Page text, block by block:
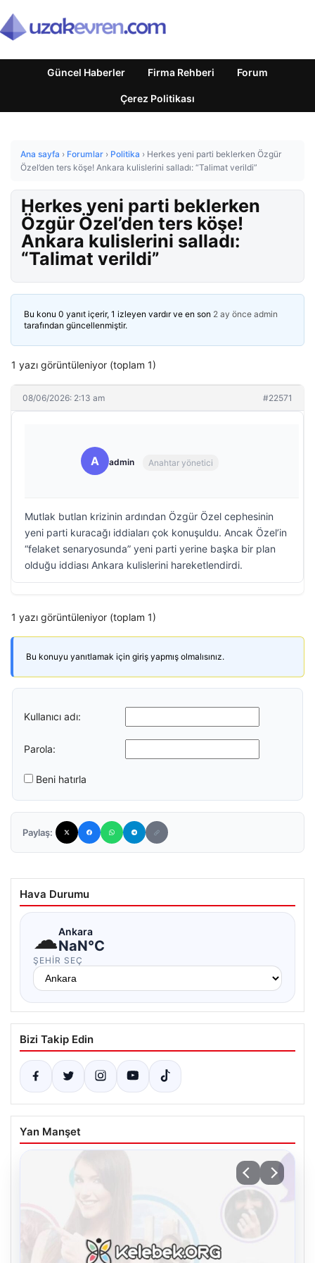
Güncel Haberler Firma Rehberi Forum
Çerez Politikası
Ana sayfa › Forumlar › Politika › Herkes yeni parti beklerken Özgür
Özel’den ters köşe! Ankara kulislerini salladı: “Talimat verildi”
Herkes yeni parti beklerken
Özgür Özel’den ters köşe!
Ankara kulislerini salladı:
“Talimat verildi”
Bu konu 0 yanıt içerir, 1 izleyen vardır ve en son 2 ay önce admin
tarafından güncellenmiştir.
1 yazı görüntüleniyor (toplam 1)
08/06/2026: 2:13 am #22571
A admin Anahtar yönetici
Mutlak butlan krizinin ardından Özgür Özel cephesinin
yeni parti kuracağı iddiaları çok konuşuldu. Ancak Özel’in
“felaket senaryosunda” yeni parti yerine başka bir plan
olduğu iddiası Ankara kulislerini hareketlendirdi.
1 yazı görüntüleniyor (toplam 1)
Bu konuyu yanıtlamak için giriş yapmış olmalısınız.
Kullanıcı adı:
Parola:
Beni hatırla
Paylaş:
Hava Durumu
☁Ankara
NaN°C
ŞEHIR SEÇ
Bizi Takip Edin
Yan Manşet